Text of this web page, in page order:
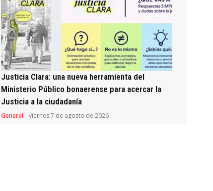
Justicia Clara: una nueva herramienta del
Ministerio Público bonaerense para acercar la
Justicia a la ciudadanía
General viernes 7 de agosto de 2026